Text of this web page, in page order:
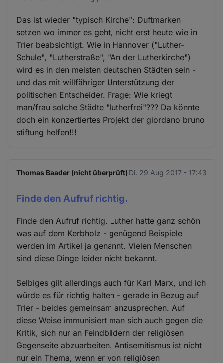
Das ist wieder "typisch Kirche": Duftmarken
setzen wo immer es geht, nicht erst heute wie in
Trier beabsichtigt. Wie in Hannover ("Luther-
Schule", "Lutherstraße", "An der Lutherkirche")
wird es in den meisten deutschen Städten sein -
und das mit willfähriger Unterstützung der
politischen Entscheider. Frage: Wie kriegt
man/frau solche Städte "lutherfrei"??? Da könnte
doch ein konzertiertes Projekt der giordano bruno
stiftung helfen!!!
Thomas Baader (nicht überprüft) Di. 29 Aug 2017 - 17:43
Finde den Aufruf richtig.
Finde den Aufruf richtig. Luther hatte ganz schön
was auf dem Kerbholz - genügend Beispiele
werden im Artikel ja genannt. Vielen Menschen
sind diese Dinge leider nicht bekannt.
Selbiges gilt allerdings auch für Karl Marx, und ich
würde es für richtig halten - gerade in Bezug auf
Trier - beides gemeinsam anzusprechen. Auf
diese Weise immunisiert man sich auch gegen die
Kritik, sich nur an Feindbildern der religiösen
Gegenseite abzuarbeiten. Antisemitismus ist nicht
nur ein Thema, wenn er von religiösen